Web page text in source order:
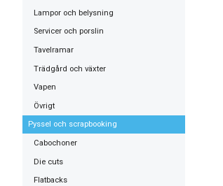
Lampor och belysning
Servicer och porslin
Tavelramar
Trädgård och växter
Vapen
Övrigt
Pyssel och scrapbooking
Cabochoner
Die cuts
Flatbacks